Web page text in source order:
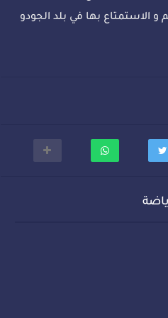
الاستمتاع بها في بلد الجودو